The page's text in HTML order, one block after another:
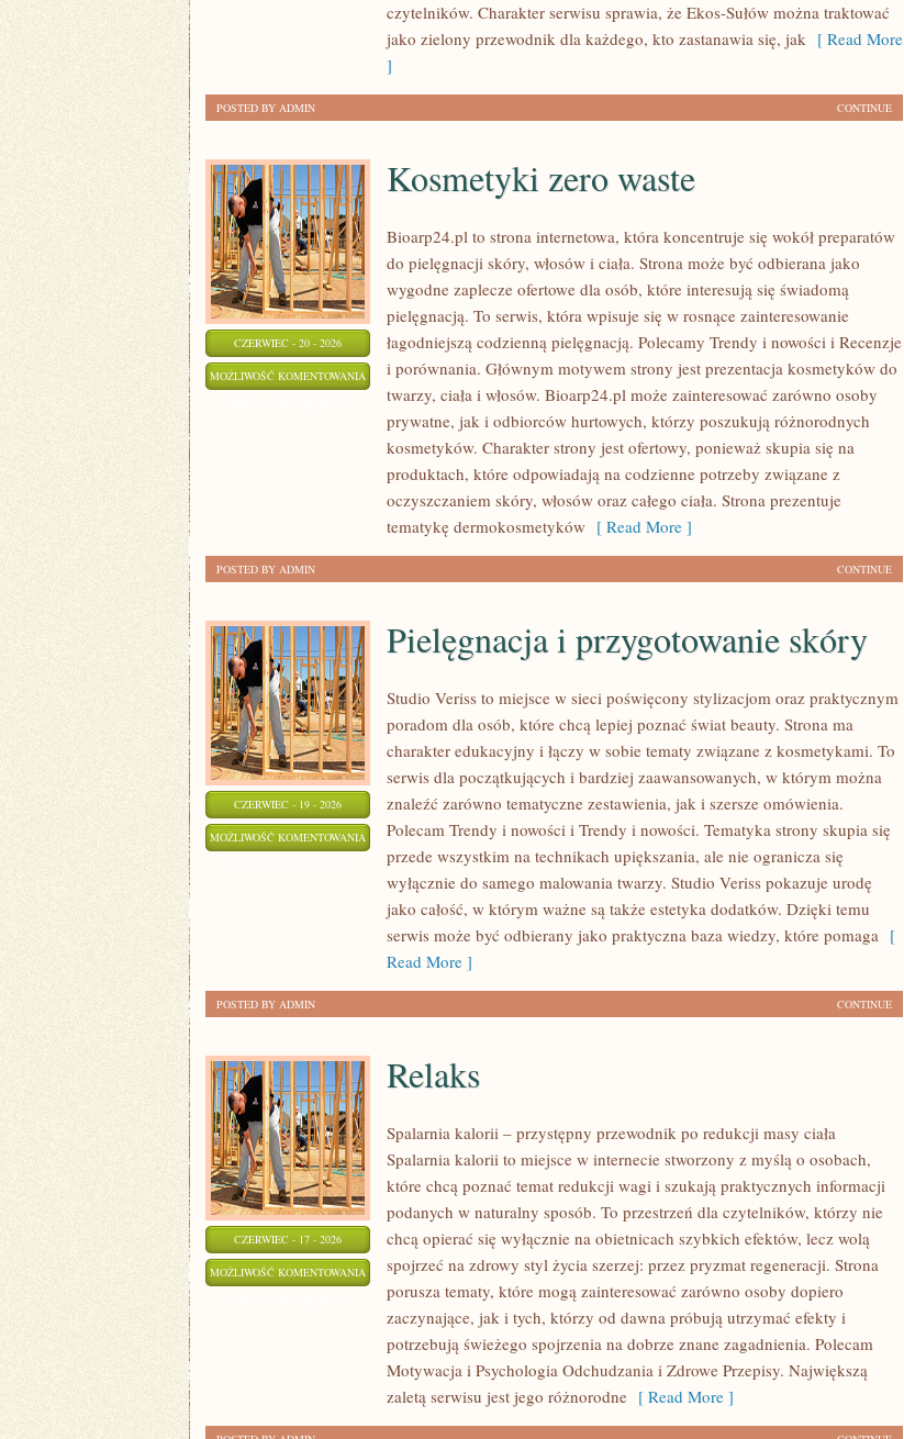
czytelników. Charakter serwisu sprawia, że Ekos-Sułów można traktować
jako zielony przewodnik dla każdego, kto zastanawia się, jak [ Read More
]
CONTINUE
POSTED BY ADMIN
CZERWIEC - 20 - 2026
MOŻLIWOŚĆ KOMENTOWANIA KOSMETYKI
ZERO
WASTE
Kosmetyki zero waste
Bioarp24.pl to strona internetowa, która koncentruje się wokół preparatów
do pielęgnacji skóry, włosów i ciała. Strona może być odbierana jako
wygodne zaplecze ofertowe dla osób, które interesują się świadomą
pielęgnacją. To serwis, która wpisuje się w rosnące zainteresowanie
łagodniejszą codzienną pielęgnacją. Polecamy Trendy i nowości i Recenzje
i porównania. Głównym motywem strony jest prezentacja kosmetyków do
twarzy, ciała i włosów. Bioarp24.pl może zainteresować zarówno osoby
prywatne, jak i odbiorców hurtowych, którzy poszukują różnorodnych
kosmetyków. Charakter strony jest ofertowy, ponieważ skupia się na
produktach, które odpowiadają na codzienne potrzeby związane z
oczyszczaniem skóry, włosów oraz całego ciała. Strona prezentuje
tematykę dermokosmetyków [ Read More ]
CONTINUE
POSTED BY ADMIN
CZERWIEC - 19 - 2026
MOŻLIWOŚĆ KOMENTOWANIA PIELĘGNACJA
PRZYGOTOWANIE
SKÓRY
Pielęgnacja i przygotowanie skóry
Studio Veriss to miejsce w sieci poświęcony stylizacjom oraz praktycznym
poradom dla osób, które chcą lepiej poznać świat beauty. Strona ma
charakter edukacyjny i łączy w sobie tematy związane z kosmetykami. To
serwis dla początkujących i bardziej zaawansowanych, w którym można
znaleźć zarówno tematyczne zestawienia, jak i szersze omówienia.
Polecam Trendy i nowości i Trendy i nowości. Tematyka strony skupia się
przede wszystkim na technikach upiększania, ale nie ogranicza się
wyłącznie do samego malowania twarzy. Studio Veriss pokazuje urodę
jako całość, w którym ważne są także estetyka dodatków. Dzięki temu
serwis może być odbierany jako praktyczna baza wiedzy, które pomaga [
Read More ]
CONTINUE
POSTED BY ADMIN
CZERWIEC - 17 - 2026
MOŻLIWOŚĆ KOMENTOWANIA RELAKS
Relaks
Spalarnia kalorii – przystępny przewodnik po redukcji masy ciała
Spalarnia kalorii to miejsce w internecie stworzony z myślą o osobach,
które chcą poznać temat redukcji wagi i szukają praktycznych informacji
podanych w naturalny sposób. To przestrzeń dla czytelników, którzy nie
chcą opierać się wyłącznie na obietnicach szybkich efektów, lecz wolą
spojrzeć na zdrowy styl życia szerzej: przez pryzmat regeneracji. Strona
porusza tematy, które mogą zainteresować zarówno osoby dopiero
zaczynające, jak i tych, którzy od dawna próbują utrzymać efekty i
potrzebują świeżego spojrzenia na dobrze znane zagadnienia. Polecam
Motywacja i Psychologia Odchudzania i Zdrowe Przepisy. Największą
zaletą serwisu jest jego różnorodne [ Read More ]